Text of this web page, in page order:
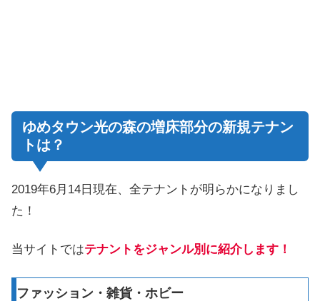
ゆめタウン光の森の増床部分の新規テナン
トは？
2019年6月14日現在、全テナントが明らかになりまし
た！
当サイトではテナントをジャンル別に紹介します！
ファッション・雑貨・ホビー